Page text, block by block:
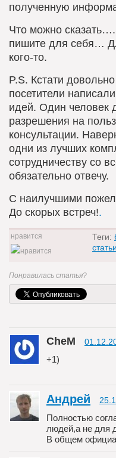
полученную
Что можно
пишите для себя…
кого-то.
P.S. Кстати
посетители
идей. Один человек
разрешения на
консультации.
одни из лучших
сотрудничеству со
обязательно отвечу.
С наилучшими
До скорых встреч!.
Теги:
статьи
Понравилась статья?
CheM
+1)
Андрей
Полностью
людей,а не для
В общем